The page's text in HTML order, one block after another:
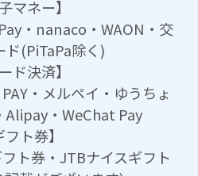
マネー】
・nanaco・WAON・交
ド(PiTaPa除く)
ド決済】
・メルペイ・ゆうちょ
Alipay・WeChat Pay
フト券】
ト券・JTBナイスギフト